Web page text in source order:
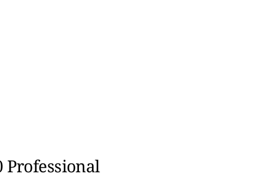
Professional